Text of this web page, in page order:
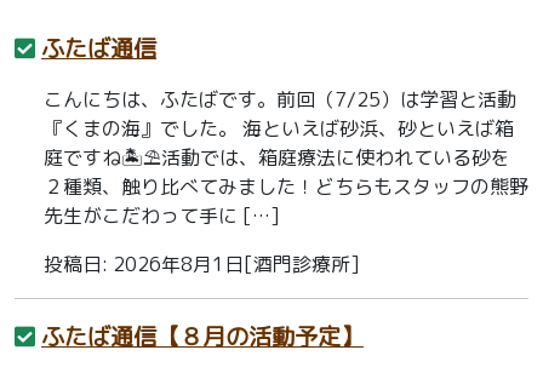
ふたば通信
こんにちは、ふたばです。前回（7/25）は学習と活動
『くまの海』でした。 海といえば砂浜、砂といえば箱
庭ですね🏝⛱活動では、箱庭療法に使われている砂を
２種類、触り比べてみました！どちらもスタッフの熊野
先生がこだわって手に […]
投稿日: 2026年8月1日[酒門診療所]
ふたば通信【８月の活動予定】